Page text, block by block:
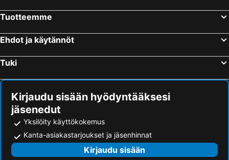
Tuotteemme
Ehdot ja käytännöt
Tuki
Kirjaudu sisään hyödyntääksesi
jäsenedut
Yksilöity käyttökokemus
Kanta-asiakastarjoukset ja jäsenhinnat
Kirjaudu sisään